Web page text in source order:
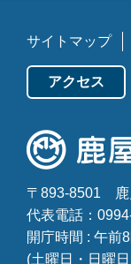
サイトマップ
アクセス
〒893-8501
代表電話：
開庁時間 : 午前
(土曜日・日曜